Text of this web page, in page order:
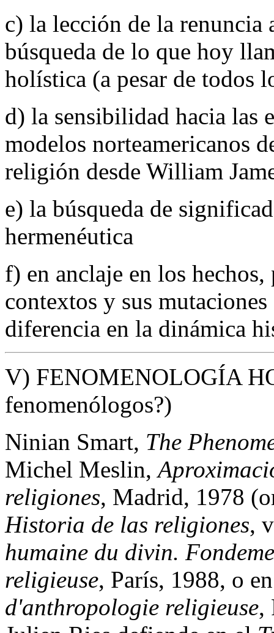
c) la lección de la renuncia
búsqueda de lo que hoy
holística (a pesar de todos
d) la sensibilidad hacia las
modelos norteamericanos
religión desde William
e) la búsqueda de
hermenéutica
f) en anclaje en los
contextos y sus
diferencia en la dinámica
V) FENOMENOLOGÍA
fenomenólogos?)
Ninian Smart, The
Michel Meslin,
religiones, Madrid, 1978
Historia de las religiones,
humaine du divin.
religieuse, París, 1988, o
d'anthropologie religieuse,